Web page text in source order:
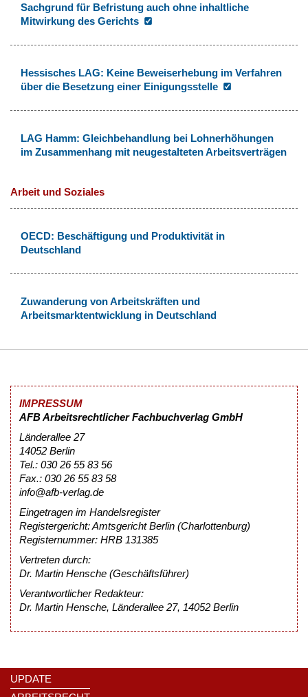
Sachgrund für Befristung auch ohne inhaltliche
Mitwirkung des Gerichts
Hessisches LAG: Keine Beweiserhebung im Verfahren
über die Besetzung einer Einigungsstelle
LAG Hamm: Gleichbehandlung bei Lohnerhöhungen
im Zusammenhang mit neugestalteten Arbeitsverträgen
Arbeit und Soziales
OECD: Beschäftigung und Produktivität in
Deutschland
Zuwanderung von Arbeitskräften und
Arbeitsmarktentwicklung in Deutschland
IMPRESSUM
AFB Arbeitsrechtlicher Fachbuchverlag GmbH
Länderallee 27
14052 Berlin
Tel.: 030 26 55 83 56
Fax.: 030 26 55 83 58
info@afb-verlag.de
Eingetragen im Handelsregister
Registergericht: Amtsgericht Berlin (Charlottenburg)
Registernummer: HRB 131385
Vertreten durch:
Dr. Martin Hensche (Geschäftsführer)
Verantwortlicher Redakteur:
Dr. Martin Hensche, Länderallee 27, 14052 Berlin
UPDATE